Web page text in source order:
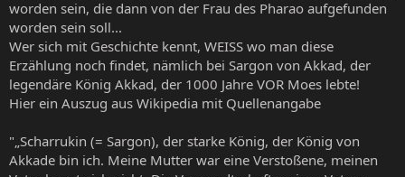
worden sein, die dann von der Frau des Pharao aufgefunden
worden sein soll...
Wer sich mit Geschichte kennt, WEISS wo man diese
Erzählung noch findet, nämlich bei Sargon von Akkad, der
legendäre König Akkad, der 1000 Jahre VOR Moes lebte!
Hier ein Auszug aus Wikipedia mit Quellenangabe
"„Scharrukin (= Sargon), der starke König, der König von
Akkade bin ich. Meine Mutter war eine Verstoßene, meinen